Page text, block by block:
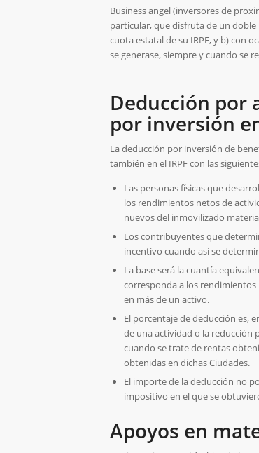
Business angel (inversores de
particular, que disfruta de un doble
cuota estatal de su IRPF, y b) con
se generase, siempre y cuando se
Deducción por
por inversión
La deducción por inversión de
también en el IRPF con las
Las personas físicas que
los rendimientos netos de
nuevos del inmovilizado
Los contribuyentes que
incentivo cuando así se
La base será la cuantía
corresponda a los
en más de un activo.
El porcentaje de deducción es,
de una actividad o la reducción
cuando se trate de rentas
obtenidas en dichas Ciudades.
El importe de la deducción no
impositivo en el que se
Apoyos en